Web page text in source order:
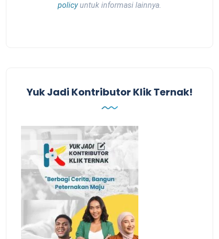
policyuntuk informasi lainnya.
Yuk Jadi Kontributor Klik Ternak!